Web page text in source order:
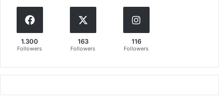
1.300
Followers
163
Followers
116
Followers